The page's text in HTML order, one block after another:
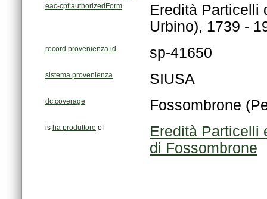
eac-cpf:authorizedForm
Urbino), 1739 -
record provenienza id sp-41650
sistema provenienza SIUSA
dc:coverage Fossombrone
is ha produttore of
di Fossombrone